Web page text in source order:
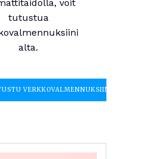
voit
tutustua
alta.
VERKKOVALMENNUKSIIN